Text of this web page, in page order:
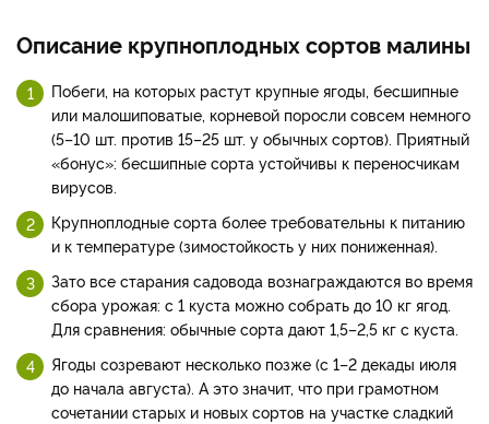
Описание крупноплодных сортов малины
Побеги, на которых растут крупные ягоды, бесшипные
или малошиповатые, корневой поросли совсем немного
(5–10 шт. против 15–25 шт. у обычных сортов). Приятный
«бонус»: бесшипные сорта устойчивы к переносчикам
вирусов.
Крупноплодные сорта более требовательны к питанию
и к температуре (зимостойкость у них пониженная).
Зато все старания садовода вознаграждаются во время
сбора урожая: с 1 куста можно собрать до 10 кг ягод.
Для сравнения: обычные сорта дают 1,5–2,5 кг с куста.
Ягоды созревают несколько позже (с 1–2 декады июля
до начала августа). А это значит, что при грамотном
сочетании старых и новых сортов на участке сладкий